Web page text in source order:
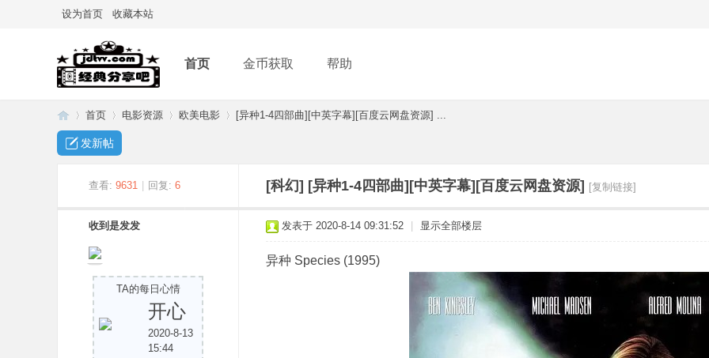
设为首页 收藏本站
首页 金币获取 帮助
首页
›
电影资源
›
欧美电影 [异种1-4四部曲][中英字幕][百度云网盘资源] ...
发新帖
查看: 9631 回复: 6 [科幻] [异种1-4四部曲][中英字幕][百度云网盘资源] [复制链接]
收到是发发
TA的每日心情
开心
2020-8-13
15:44
发表于 2020-8-14 09:31:52 显示全部楼层
异种 Species (1995)